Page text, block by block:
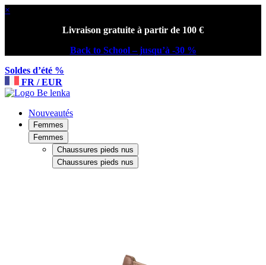
×
Livraison gratuite à partir de 100 €
Back to School – jusqu’à -30 %
Soldes d’été %
FR / EUR
Nouveautés
Femmes
Femmes
Chaussures pieds nus
Chaussures pieds nus